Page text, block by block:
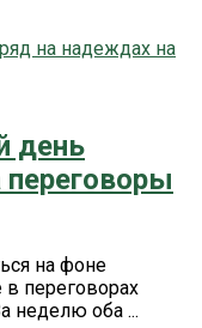
день
на фоне
переговорах
неделю оба ...